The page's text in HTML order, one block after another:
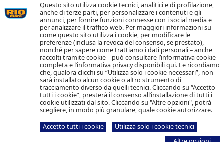
Questo sito utilizza cookie tecnici, analitici e di profilazione,
anche di terze parti, per personalizzare i contenuti e gli
annunci, per fornire funzioni connesse con i social media e
per analizzare il traffico web. Per maggiori informazioni su
come questo sito utilizza i cookie, per modificare le
preferenze (inclusa la revoca del consenso, se prestato),
nonché per sapere come trattiamo i dati personali – anche
raccolti tramite cookie – può consultare l’informativa cookie
completa e l’informativa privacy disponibiliqui. Le ricordiamo
che, qualora clicchi su “Utilizza solo i cookie necessari”, non
sarà installato alcun cookie o altro strumento di
tracciamento diverso da quelli tecnici. Cliccando su “Accetto
tutti i cookie”, presterà il consenso all’installazione di tutti i
cookie utilizzati dal sito. Cliccando su "Altre opzioni", potrà
scegliere, in modo più granulare, quale cookie autorizzare.
Accetto tutti i cookie
Utilizza solo i cookie tecnici